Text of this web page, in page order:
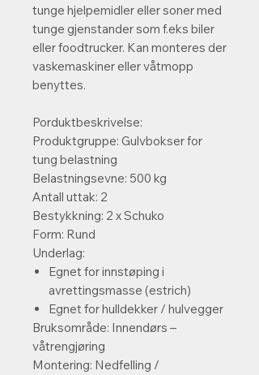
tunge hjelpemidler eller soner med
tunge gjenstander som f.eks biler
eller foodtrucker. Kan monteres der
vaskemaskiner eller våtmopp
benyttes.
Porduktbeskrivelse:
Produktgruppe: Gulvbokser for
tung belastning
Belastningsevne: 500 kg
Antall uttak: 2
Bestykkning: 2 x Schuko
Form: Rund
Underlag:
Egnet for innstøping i
avrettingsmasse (estrich)
Egnet for hulldekker / hulvegger
Bruksområde: Innendørs –
våtrengjøring
Montering: Nedfelling /